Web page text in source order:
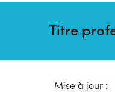
Titre
Mise à jour :